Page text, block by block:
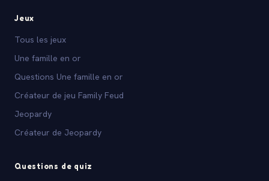
Jeux
Tous les jeux
Une famille en or
Questions Une famille en or
Créateur de jeu Family Feud
Jeopardy
Créateur de Jeopardy
Questions de quiz